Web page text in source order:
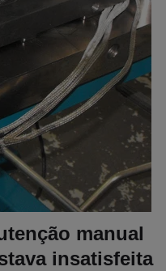
manual
insatisfeita